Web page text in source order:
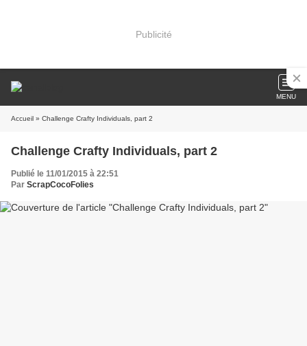
Publicité
MENU
Accueil » Challenge Crafty Individuals, part 2
Challenge Crafty Individuals, part 2
Publié le 11/01/2015 à 22:51
Par ScrapCocoFolies